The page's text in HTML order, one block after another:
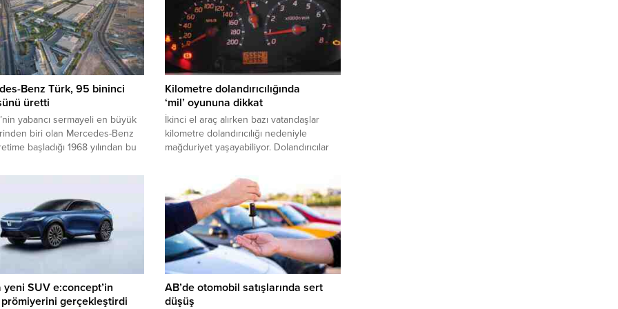
Benz Türk, 95 bininci
üretti
yabancı sermayeli en büyük
biri olan Mercedes-Benz
başladığı 1968 yılından bu
Verilen bilgiye göre, 95 bininci
ve entegre otobüs
biri olarak kabul edilen
Benz Türk Hoşdere Otobüs
üretim...
Kilometre dolandırıcılığında
‘mil’ oyununa dikkat
İkinci el araç alırken bazı vatandaşlar
kilometre dolandırıcılığı nedeniyle
mağduriyet yaşayabiliyor. Dolandırıcılar
ederinden fazla fiyatlara satabiliyorlar.
yeni SUV e:concept’in
gerçekleştirdi
AB’de otomobil satışlarında sert
düşüş